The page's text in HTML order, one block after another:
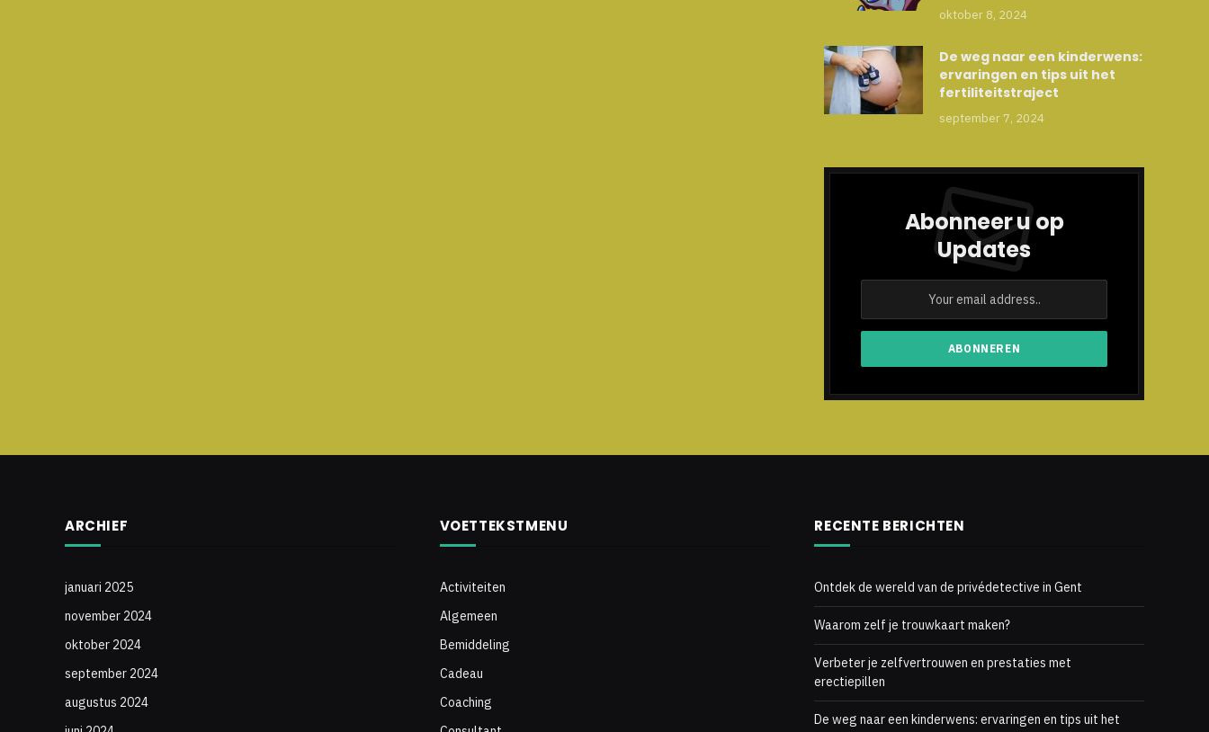
oktober 8, 2024
De weg naar een kinderwens:
ervaringen en tips uit het
fertiliteitstraject
september 7, 2024
Abonneer u op
Updates
ARCHIEF
januari 2025
november 2024
oktober 2024
september 2024
augustus 2024
VOETTEKSTMENU
Activiteiten
Algemeen
Bemiddeling
Cadeau
Coaching
RECENTE BERICHTEN
Ontdek de wereld van de privédetective in Gent
Waarom zelf je trouwkaart maken?
Verbeter je zelfvertrouwen en prestaties met
erectiepillen
De weg naar een kinderwens: ervaringen en tips uit het